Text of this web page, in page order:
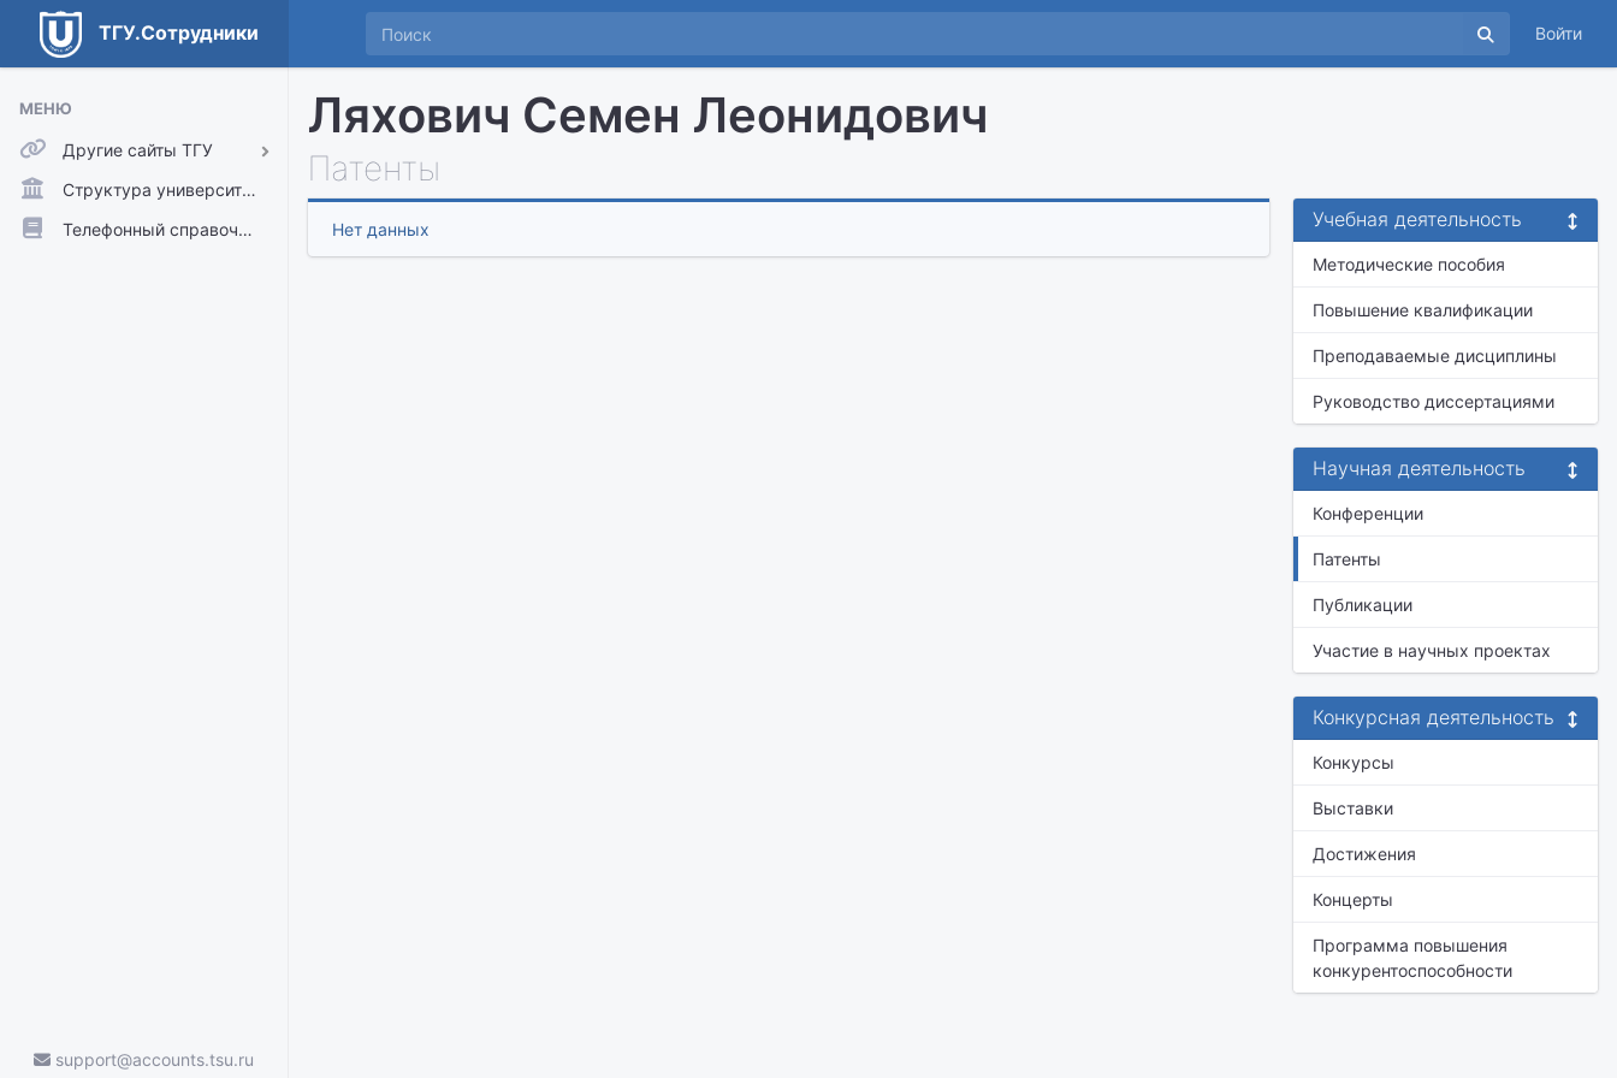
ТГУ.Сотрудники Войти
МЕНЮ
Другие сайты ТГУ
ТГУ.Аккаунты
ТГУ.Расписание
Структура университета
Телефонный справочник
support@accounts.tsu.ru
Ляхович Семен Леонидович
Патенты
Нет данных Учебная деятельность
Методические пособия
Повышение квалификации
Преподаваемые дисциплины
Руководство диссертациями
Научная деятельность
Конференции
Патенты
Публикации
Участие в научных проектах
Конкурсная деятельность
Конкурсы
Выставки
Достижения
Концерты
Программа повышения
конкурентоспособности